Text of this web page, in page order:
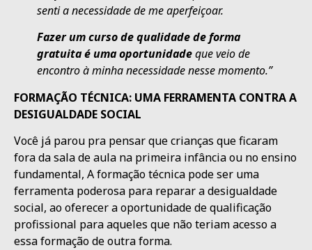
senti a necessidade de me aperfeiçoar.
Fazer um curso de qualidade de forma
gratuita é uma oportunidadeque veio de
encontro à minha necessidade nesse momento.”
FORMAÇÃO TÉCNICA: UMA FERRAMENTA CONTRA A
DESIGUALDADE SOCIAL
Você já parou pra pensar que crianças que ficaram
fora da sala de aula na primeira infância ou no ensino
fundamental, A formação técnica pode ser uma
ferramenta poderosa para reparar a desigualdade
social, ao oferecer a oportunidade de qualificação
profissional para aqueles que não teriam acesso a
essa formação de outra forma.